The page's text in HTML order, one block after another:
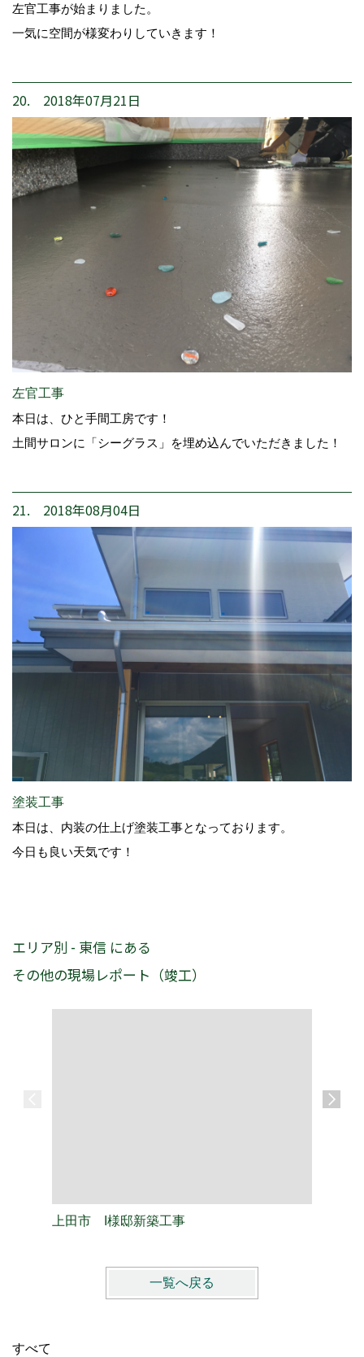
左官工事が始まりました。
一気に空間が様変わりしていきます！
20. 2018年07月21日
左官工事
本日は、ひと手間工房です！
土間サロンに「シーグラス」を埋め込んでいただきました！
21. 2018年08月04日
塗装工事
本日は、内装の仕上げ塗装工事となっております。
今日も良い天気です！
エリア別 - 東信 にある
その他の現場レポート（竣工）
上田市 I様邸新築工事
一覧へ戻る
すべて